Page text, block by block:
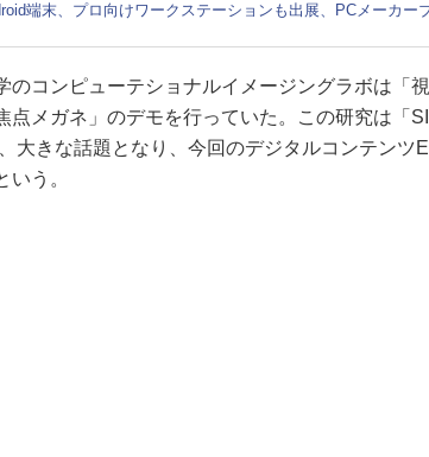
端末、プロ向けワークステーションも出展、PCメーカー
コンピューテショナルイメージングラボは「
点メガネ」のデモを行っていた。この研究は「
大きな話題となり、今回のデジタルコンテンツ
いう。